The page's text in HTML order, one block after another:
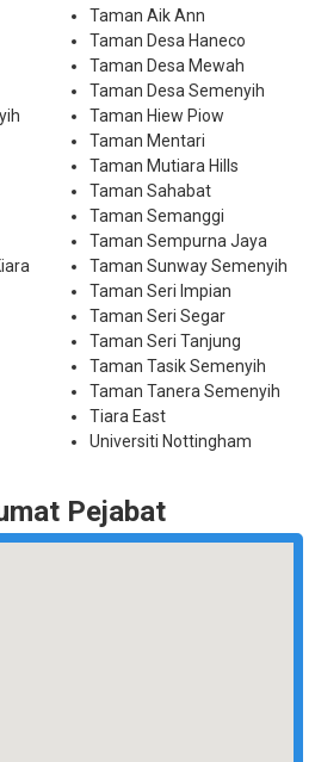
Taman Aik Ann
Taman Desa Haneco
Taman Desa Mewah
Taman Desa Semenyih
Taman Hiew Piow
Taman Mentari
Taman Mutiara Hills
Taman Sahabat
Taman Semanggi
Taman Sempurna Jaya
Taman Sunway Semenyih
Taman Seri Impian
Taman Seri Segar
Taman Seri Tanjung
Taman Tasik Semenyih
Taman Tanera Semenyih
Tiara East
Universiti Nottingham
Pejabat